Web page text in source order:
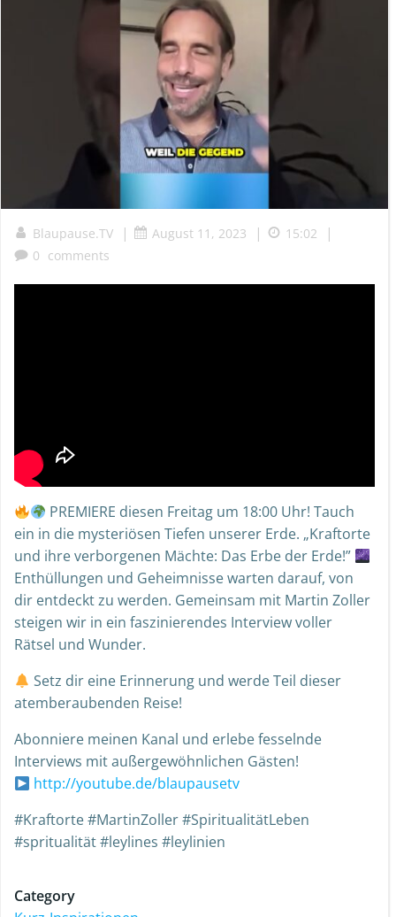
Blaupause.TV | August 11, 2023 | 15:02 |
0 comments
PREMIERE diesen Freitag um 18:00 Uhr! Tauch
ein in die mysteriösen Tiefen unserer Erde. „Kraftorte
und ihre verborgenen Mächte: Das Erbe der Erde!”
Enthüllungen und Geheimnisse warten darauf, von
dir entdeckt zu werden. Gemeinsam mit Martin Zoller
steigen wir in ein faszinierendes Interview voller
Rätsel und Wunder.
Setz dir eine Erinnerung und werde Teil dieser
atemberaubenden Reise!
Abonniere meinen Kanal und erlebe fesselnde
Interviews mit außergewöhnlichen Gästen!
http://youtube.de/blaupausetv
#Kraftorte #MartinZoller #SpiritualitätLeben
#spritualität #leylines #leylinien
Category